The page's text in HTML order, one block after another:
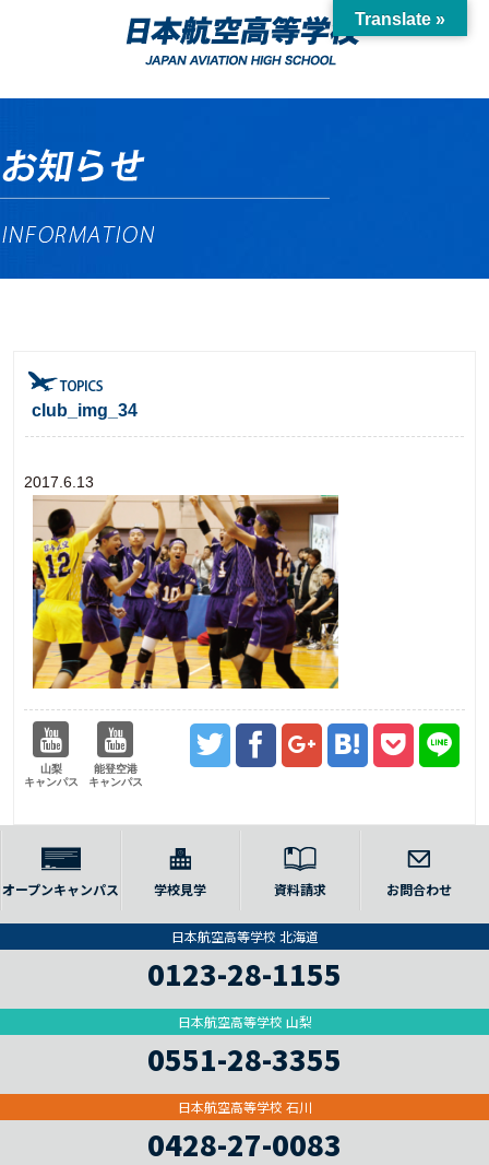
club_img_34
2017.6.13
山梨
キャンパス
能登空港
キャンパス
オープンキャンパス 学校見学 資料請求 お問合わせ
日本航空高等学校 北海道
0123-28-1155
日本航空高等学校 山梨
0551-28-3355
日本航空高等学校 石川
0428-27-0083
Translate »